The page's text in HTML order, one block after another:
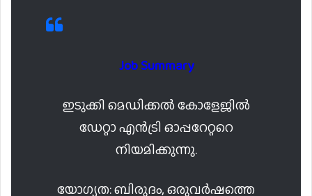
Job Summary
ഇടുക്കി മെഡിക്കൽ കോളേജിൽ
ഡേറ്റാ എൻട്രി ഓപ്പറേറ്ററെ
നിയമിക്കുന്നു.
യോഗ്യത: ബിരുദം, ഒരുവർഷത്തെ